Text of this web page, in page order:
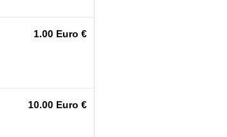
1.00 Euro €
10.00 Euro €